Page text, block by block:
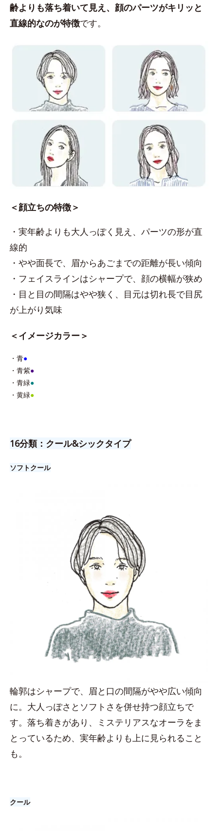
齢よりも落ち着いて見え、顔のパーツがキリッと
直線的なのが特徴です。
＜顔立ちの特徴＞
・実年齢よりも大人っぽく見え、パーツの形が直
線的
・やや面長で、眉からあごまでの距離が長い傾向
・フェイスラインはシャープで、顔の横幅が狭め
・目と目の間隔はやや狭く、目元は切れ長で目尻
が上がり気味
＜イメージカラー＞
・青●
・青紫●
・青緑●
・黄緑●
16分類：クール&シックタイプ
ソフトクール
輪郭はシャープで、眉と口の間隔がやや広い傾向
に。大人っぽさとソフトさを併せ持つ顔立ちで
す。落ち着きがあり、ミステリアスなオーラをま
とっているため、実年齢よりも上に見られること
も。
クール